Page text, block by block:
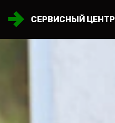
СЕРВИСНЫЙ ЦЕНТР